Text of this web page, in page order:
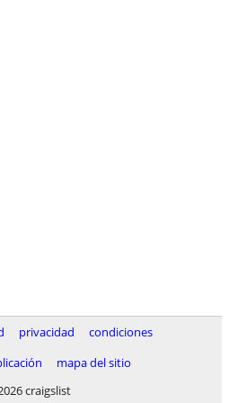
privacidad
condiciones
mapa del sitio
craigslist